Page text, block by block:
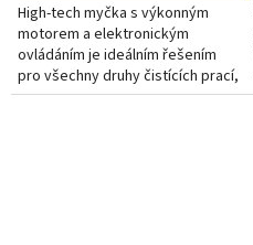
High-tech myčka s výkonným
motorem a elektronickým
ovládáním je ideálním řešením
pro všechny druhy čistících prací,
které Vás mohou potkat okolo